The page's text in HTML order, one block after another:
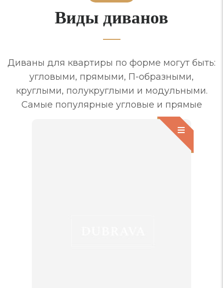
Виды диванов
Диваны для квартиры по форме могут быть:
угловыми, прямыми, П-образными,
круглыми, полукруглыми и модульными.
Самые популярные угловые и прямые